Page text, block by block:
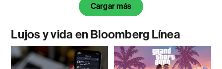
Cargar más
Lujos y vida en Bloomberg Línea